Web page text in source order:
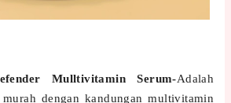
Mulltivitamin Serum-Adalah
dengan kandungan multivitamin